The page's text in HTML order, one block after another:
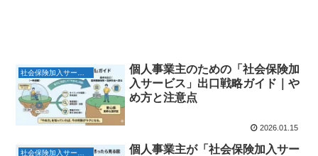
社会保険加入サービス
個人事業主のための「社会保険加
入サービス」出口戦略ガイド｜や
め方と注意点
2026.01.15
個人事業主が「社会保険加入サー